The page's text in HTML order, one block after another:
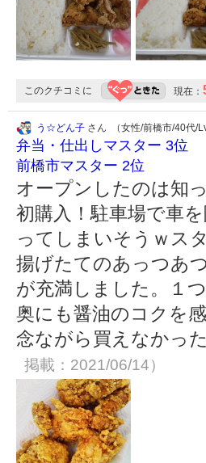
このクチコミに 現在：
う☆どん子 さん （女性/前橋市/40代/
弁当・仕出しマスター 3位
前橋市マスター 2位
オープンしたのは知
初購入！駐車場で車
ってしまいそうｗス
揚げたてのあっつあ
が充満しました。１
奥にも醤油のコクを
念ながら買えなかっ
掲載：2021/06/14）